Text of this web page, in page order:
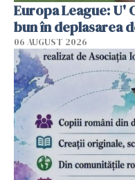
Europa League: U'
bun în deplasarea
06 AUGUST 2026